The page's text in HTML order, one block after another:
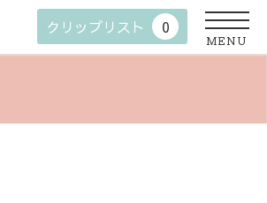
クリップリスト 0
MENU